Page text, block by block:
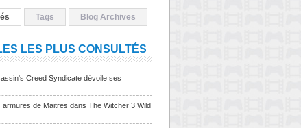
Tags Blog Archives
LES PLUS CONSULTÉS
Creed Syndicate dévoile ses
armures de Maitres dans The Witcher 3 Wild